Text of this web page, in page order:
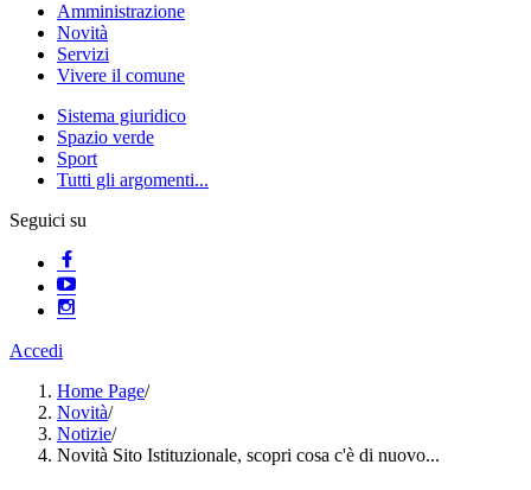
Amministrazione
Novità
Servizi
Vivere il comune
Sistema giuridico
Spazio verde
Sport
Tutti gli argomenti...
Seguici su
Accedi
Home Page/
Novità/
Notizie/
Novità Sito Istituzionale, scopri cosa c'è di nuovo...